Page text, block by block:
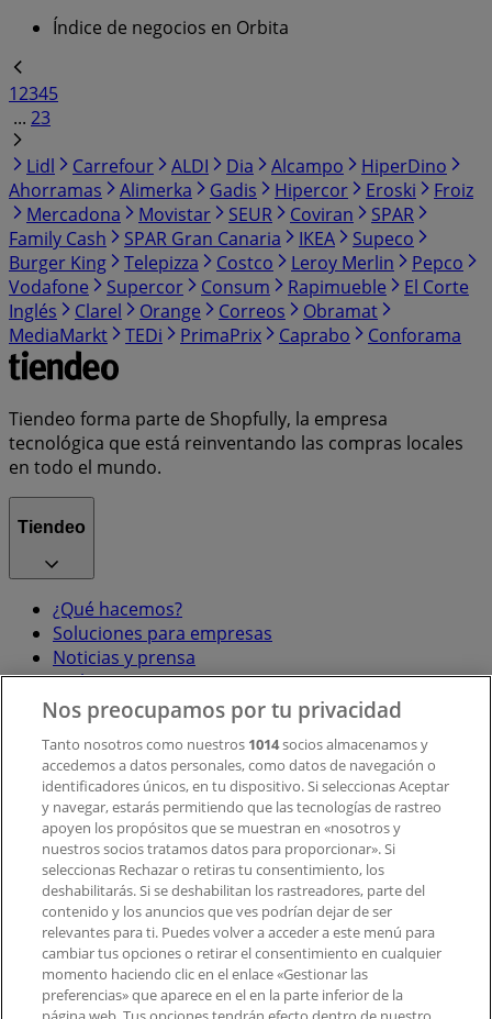
Índice de negocios en Orbita
12345
... 23
Lidl
Carrefour ALDI Dia Alcampo
HiperDino
Ahorramas
Alimerka Gadis Hipercor Eroski
Froiz
Mercadona
Movistar SEUR Coviran
SPAR
Family Cash
SPAR Gran Canaria IKEA
Supeco
Burger King
Telepizza Costco Leroy Merlin
Pepco
Vodafone
Supercor Consum Rapimueble
El Corte
Inglés
Clarel Orange Correos
Obramat
MediaMarkt
TEDi PrimaPrix Caprabo Conforama
Tiendeo forma parte de Shopfully, la empresa
tecnológica que está reinventando las compras locales
en todo el mundo.
Tiendeo
¿Qué hacemos?
Soluciones para empresas
Noticias y prensa
Trabaja con nosotros
Contacto
Contacto comercial y de marketing
Tienda mal colocada en el mapa
Notificar un folleto
¿Encontraste un problema en la web o en la
aplicación?
Índices
Nos preocupamos por tu privacidad
Tanto nosotros como nuestros 1014socios almacenamos y
accedemos a datos personales, como datos de navegación o
identificadores únicos, en tu dispositivo. Si seleccionas Aceptar
y navegar, estarás permitiendo que las tecnologías de rastreo
apoyen los propósitos que se muestran en «nosotros y
nuestros socios tratamos datos para proporcionar». Si
seleccionas Rechazar o retiras tu consentimiento, los
deshabilitarás. Si se deshabilitan los rastreadores, parte del
contenido y los anuncios que ves podrían dejar de ser
relevantes para ti. Puedes volver a acceder a este menú para
cambiar tus opciones o retirar el consentimiento en cualquier
momento haciendo clic en el enlace «Gestionar las
preferencias» que aparece en el en la parte inferior de la